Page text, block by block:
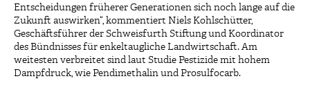
Entscheidungen früherer Generationen sich noch lange auf die
Zukunft auswirken“, kommentiert Niels Kohlschütter,
Geschäftsführer der Schweisfurth Stiftung und Koordinator
des Bündnisses für enkeltaugliche Landwirtschaft. Am
weitesten verbreitet sind laut Studie Pestizide mit hohem
Dampfdruck, wie Pendimethalin und Prosulfocarb.